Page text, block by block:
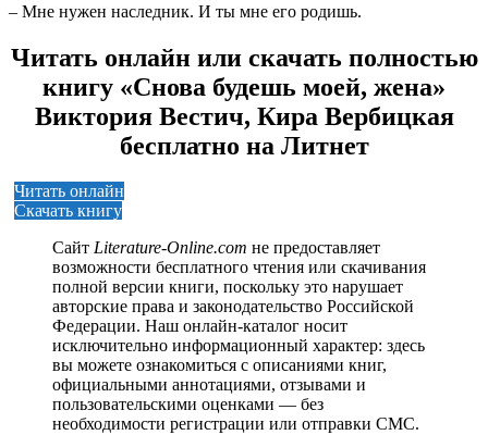
– Мне нужен наследник. И ты мне его родишь.
Читать онлайн или скачать полностью
книгу «Снова будешь моей, жена»
Виктория Вестич, Кира Вербицкая
бесплатно на Литнет
Читать онлайн
Скачать книгу
Сайт Literature-Online.com не предоставляет
возможности бесплатного чтения или скачивания
полной версии книги, поскольку это нарушает
авторские права и законодательство Российской
Федерации. Наш онлайн-каталог носит
исключительно информационный характер: здесь
вы можете ознакомиться с описаниями книг,
официальными аннотациями, отзывами и
пользовательскими оценками — без
необходимости регистрации или отправки СМС.